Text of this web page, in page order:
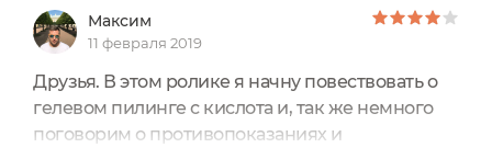
Максим
11 февраля 2019
Друзья. В этом ролике я начну повествовать о
гелевом пилинге с кислота и, так же немного
поговорим о противопоказаниях и